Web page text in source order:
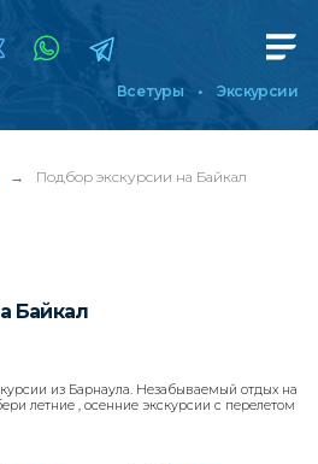
Все туры Экскурсии
→ Подбор экскурсии на Байкал
Байкал
из Барнаула. Незабываемый отдых на
летние , осенние экскурсии с перелетом